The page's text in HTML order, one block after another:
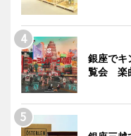
銀座でキ
覧会 楽